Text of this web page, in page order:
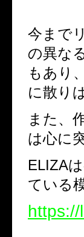
今まで
の異な
もあり
に散り
また、
は心に
ELIZA
ている